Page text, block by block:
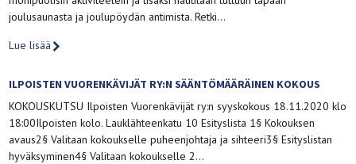
joulusaunasta ja joulupöydän antimista. Retki…
Lue lisää
ILPOISTEN VUORENKÄVIJÄT RY:N SÄÄNTÖMÄÄRÄINEN KOKOUS
KOKOUSKUTSU Ilpoisten Vuorenkävijät ry:n syyskokous 18.11.2020 klo
18:00Ilpoisten kolo. Lauklähteenkatu 10 Esityslista 1§ Kokouksen
avaus2§ Valitaan kokoukselle puheenjohtaja ja sihteeri3§ Esityslistan
hyväksyminen4§ Valitaan kokoukselle 2…